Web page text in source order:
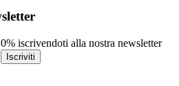
iscrivendoti alla nostra newsletter
Iscriviti